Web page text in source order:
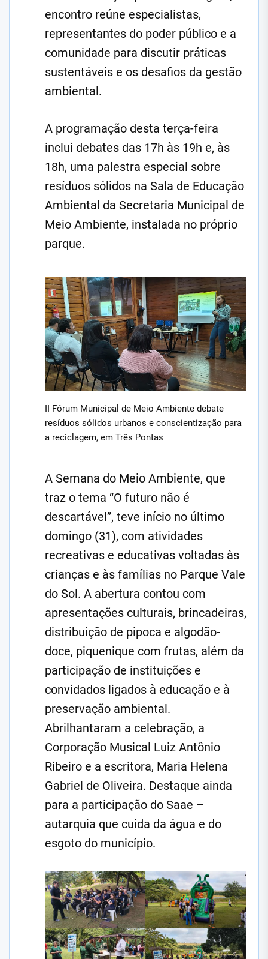
encontro reúne especialistas,
representantes do poder público e a
comunidade para discutir práticas
sustentáveis e os desafios da gestão
ambiental.
A programação desta terça-feira
inclui debates das 17h às 19h e, às
18h, uma palestra especial sobre
resíduos sólidos na Sala de Educação
Ambiental da Secretaria Municipal de
Meio Ambiente, instalada no próprio
parque.
II Fórum Municipal de Meio Ambiente debate
resíduos sólidos urbanos e conscientização para
a reciclagem, em Três Pontas
A Semana do Meio Ambiente, que
traz o tema “O futuro não é
descartável”, teve início no último
domingo (31), com atividades
recreativas e educativas voltadas às
crianças e às famílias no Parque Vale
do Sol. A abertura contou com
apresentações culturais, brincadeiras,
distribuição de pipoca e algodão-
doce, piquenique com frutas, além da
participação de instituições e
convidados ligados à educação e à
preservação ambiental.
Abrilhantaram a celebração, a
Corporação Musical Luiz Antônio
Ribeiro e a escritora, Maria Helena
Gabriel de Oliveira. Destaque ainda
para a participação do Saae –
autarquia que cuida da água e do
esgoto do município.